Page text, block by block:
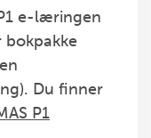
e-læringen
bokpakke
Du finner
P1